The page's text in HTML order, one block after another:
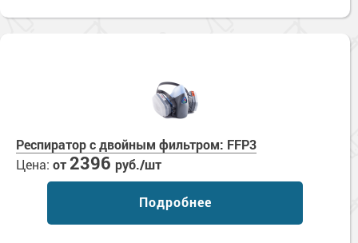
Респиратор с двойным фильтром: FFP3
Цена: от2396 руб./шт
Подробнее